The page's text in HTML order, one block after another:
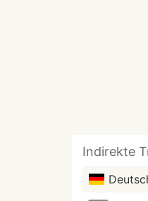
Indirekte